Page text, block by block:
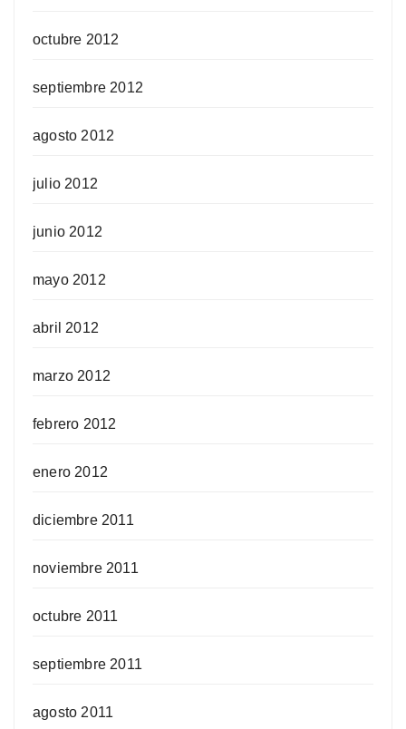
octubre 2012
septiembre 2012
agosto 2012
julio 2012
junio 2012
mayo 2012
abril 2012
marzo 2012
febrero 2012
enero 2012
diciembre 2011
noviembre 2011
octubre 2011
septiembre 2011
agosto 2011